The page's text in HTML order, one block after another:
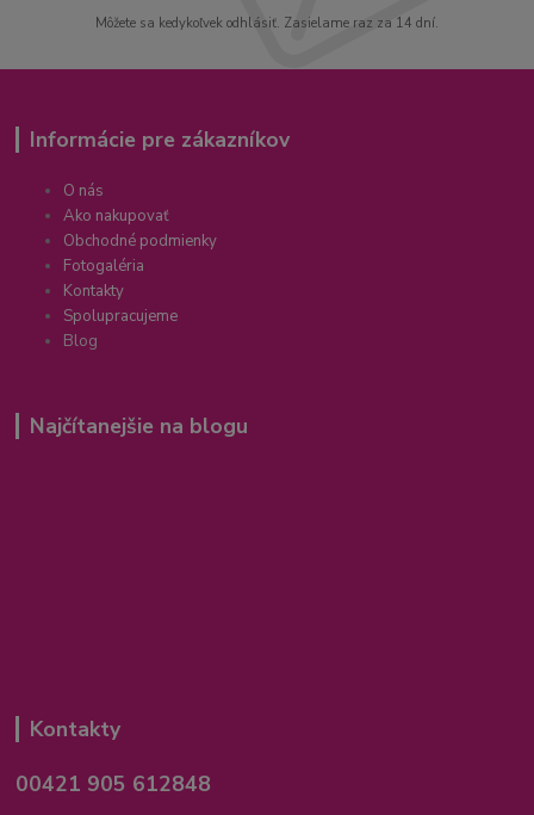
Môžete sa kedykoľvek odhlásiť. Zasielame raz za 14 dní.
Informácie pre zákazníkov
O nás
Ako nakupovať
Obchodné podmienky
Fotogaléria
Kontakty
Spolupracujeme
Blog
Najčítanejšie na blogu
Kontakty
00421 905 612848